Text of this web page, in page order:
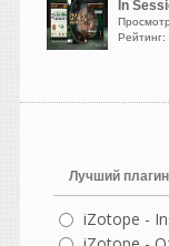
guter
ONE OF
SAMPLE
In
Рейтинг:
Лучший
iZotope -